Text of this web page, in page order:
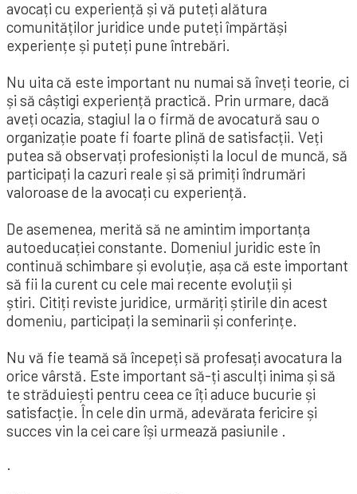
avocați cu experiență și vă puteți alătura
comunităților juridice unde puteți împărtăși
experiențe și puteți pune întrebări.
Nu uita că este important nu numai să înveți teorie, ci
și să câștigi experiență practică. Prin urmare, dacă
aveți ocazia, stagiul la o firmă de avocatură sau o
organizație poate fi foarte plină de satisfacții. Veți
putea să observați profesioniști la locul de muncă, să
participați la cazuri reale și să primiți îndrumări
valoroase de la avocați cu experiență.
De asemenea, merită să ne amintim importanța
autoeducației constante. Domeniul juridic este în
continuă schimbare și evoluție, așa că este important
să fii la curent cu cele mai recente evoluții și
știri. Citiți reviste juridice, urmăriți știrile din acest
domeniu, participați la seminarii și conferințe.
Nu vă fie teamă să începeți să profesați avocatura la
orice vârstă. Este important să-ți asculți inima și să
te străduiești pentru ceea ce îți aduce bucurie și
satisfacție. În cele din urmă, adevărata fericire și
succes vin la cei care își urmează pasiunile .
.